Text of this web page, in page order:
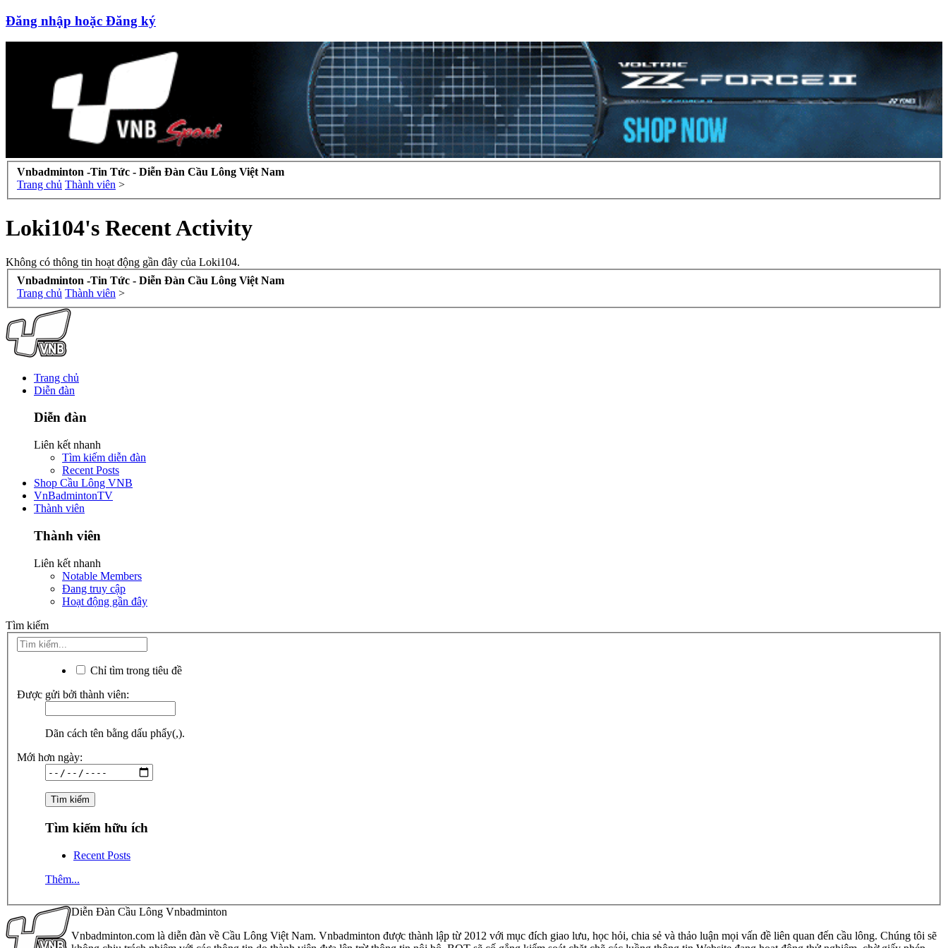
Đăng nhập hoặc Đăng ký
Vnbadminton -Tin Tức - Diễn Đàn Cầu Lông Việt Nam
Trang chủ Thành viên >
Loki104's Recent Activity
Không có thông tin hoạt động gần đây của Loki104.
Vnbadminton -Tin Tức - Diễn Đàn Cầu Lông Việt Nam
Trang chủ Thành viên >
Trang chủ
Diễn đàn
Diễn đàn
Liên kết nhanh
Tìm kiếm diễn đàn
Recent Posts
Shop Cầu Lông VNB
VnBadmintonTV
Thành viên
Thành viên
Liên kết nhanh
Notable Members
Đang truy cập
Hoạt động gần đây
Tìm kiếm
Chỉ tìm trong tiêu đề
Được gửi bởi thành viên:
Dãn cách tên bằng dấu phẩy(,).
Mới hơn ngày:
Tìm kiếm hữu ích
Recent Posts
Thêm...
Diễn Đàn Cầu Lông Vnbadminton
Vnbadminton.com là diễn đàn về Cầu Lông Việt Nam. Vnbadminton được thành lập từ 2012 với mục đích giao lưu, học hỏi, chia sẻ và thảo luận mọi vấn đề liên quan đến cầu lông. Chúng tôi sẽ